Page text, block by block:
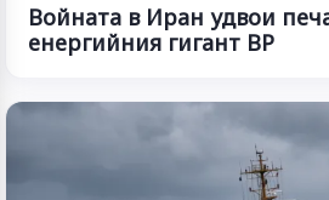
Войната в Иран удвои
енергийния гигант BP